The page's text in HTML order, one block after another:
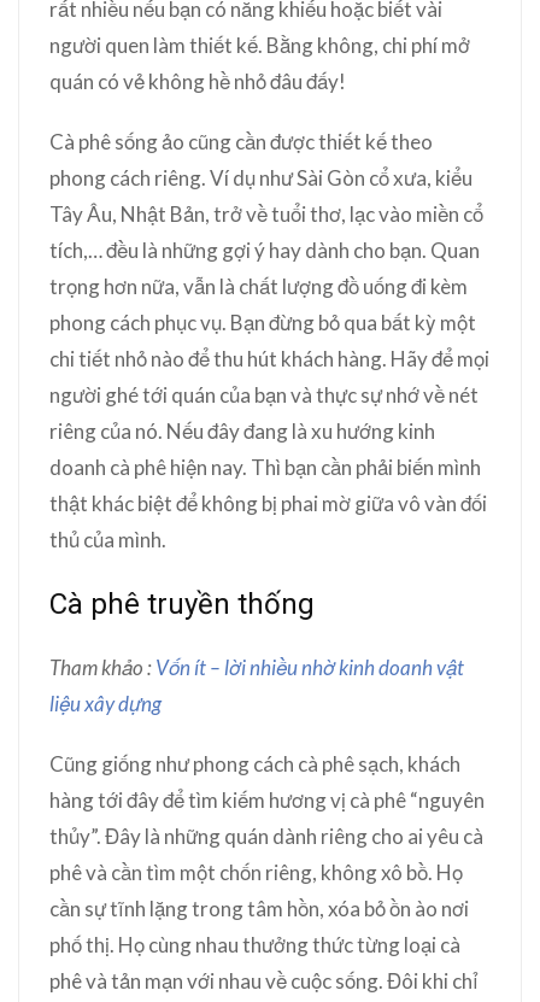
rất nhiều nếu bạn có năng khiếu hoặc biết vài
người quen làm thiết kế. Bằng không, chi phí mở
quán có vẻ không hề nhỏ đâu đấy!
Cà phê sống ảo cũng cần được thiết kế theo
phong cách riêng. Ví dụ như Sài Gòn cổ xưa, kiểu
Tây Âu, Nhật Bản, trở về tuổi thơ, lạc vào miền cổ
tích,… đều là những gợi ý hay dành cho bạn. Quan
trọng hơn nữa, vẫn là chất lượng đồ uống đi kèm
phong cách phục vụ. Bạn đừng bỏ qua bất kỳ một
chi tiết nhỏ nào để thu hút khách hàng. Hãy để mọi
người ghé tới quán của bạn và thực sự nhớ về nét
riêng của nó. Nếu đây đang là xu hướng kinh
doanh cà phê hiện nay. Thì bạn cần phải biến mình
thật khác biệt để không bị phai mờ giữa vô vàn đối
thủ của mình.
Cà phê truyền thống
Tham khảo :Vốn ít – lời nhiều nhờ kinh doanh vật
liệu xây dựng
Cũng giống như phong cách cà phê sạch, khách
hàng tới đây để tìm kiếm hương vị cà phê “nguyên
thủy”. Đây là những quán dành riêng cho ai yêu cà
phê và cần tìm một chốn riêng, không xô bồ. Họ
cần sự tĩnh lặng trong tâm hồn, xóa bỏ ồn ào nơi
phố thị. Họ cùng nhau thưởng thức từng loại cà
phê và tản mạn với nhau về cuộc sống. Đôi khi chỉ